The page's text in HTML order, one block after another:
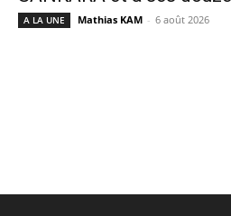
A LA UNE Mathias KAM - 6 août 2026